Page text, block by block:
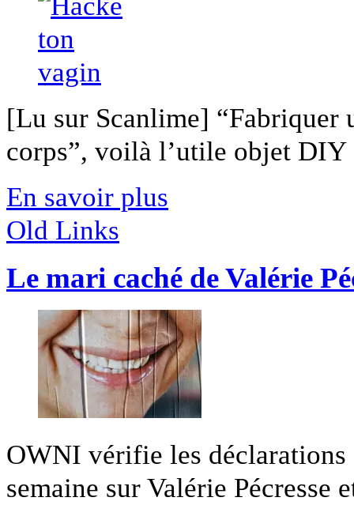
[Lu sur Scanlime] “Fabriquer
corps”, voilà l’utile objet
En savoir plus
Old Links
Le mari caché de Valérie
OWNI vérifie les déclarations
semaine sur Valérie Pécresse